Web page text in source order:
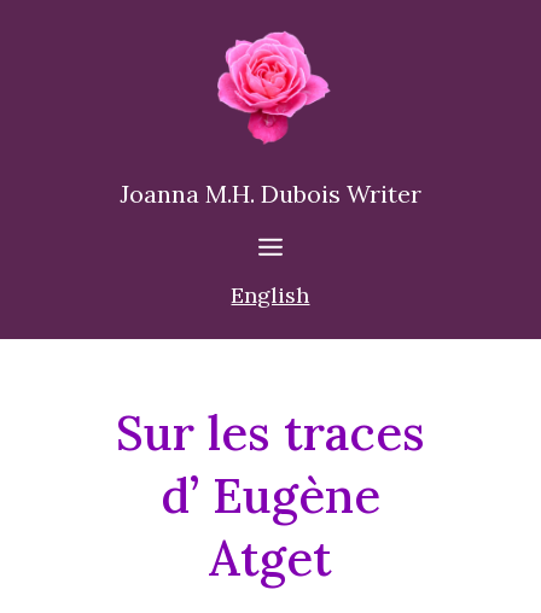
Joanna M.H. Dubois Writer
English
Sur les traces
d’ Eugène
Atget